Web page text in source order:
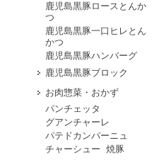
鹿児島黒豚ロースとんか
つ
鹿児島黒豚一口ヒレとん
かつ
鹿児島黒豚ハンバーグ
鹿児島黒豚ブロック
お肉惣菜・おかず
パンチェッタ
グアンチャーレ
パテドカンパーニュ
チャーシュー 焼豚